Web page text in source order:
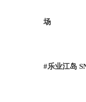
场
#乐业江岛